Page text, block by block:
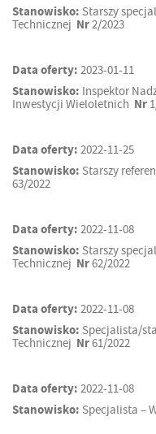
Stanowisko: Starszy
Technicznej Nr2/2023
Data oferty: 2023-01-11
Stanowisko: Inspektor
Inwestycji Wieloletnich Nr
Data oferty: 2022-11-25
Stanowisko: Starszy
63/2022
Data oferty: 2022-11-08
Stanowisko: Starszy
Technicznej Nr62/2022
Data oferty: 2022-11-08
Stanowisko: Specjalista/
Technicznej Nr61/2022
Data oferty: 2022-11-08
Stanowisko: Specjalista –